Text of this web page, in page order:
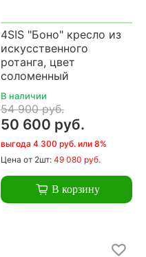
4SIS "Боно" кресло из
искусственного
ротанга, цвет
соломенный
В наличии
54 900 руб.
50 600 руб.
выгода 4 300 руб. или 8%
Цена от 2шт: 49 080 руб.
В корзину